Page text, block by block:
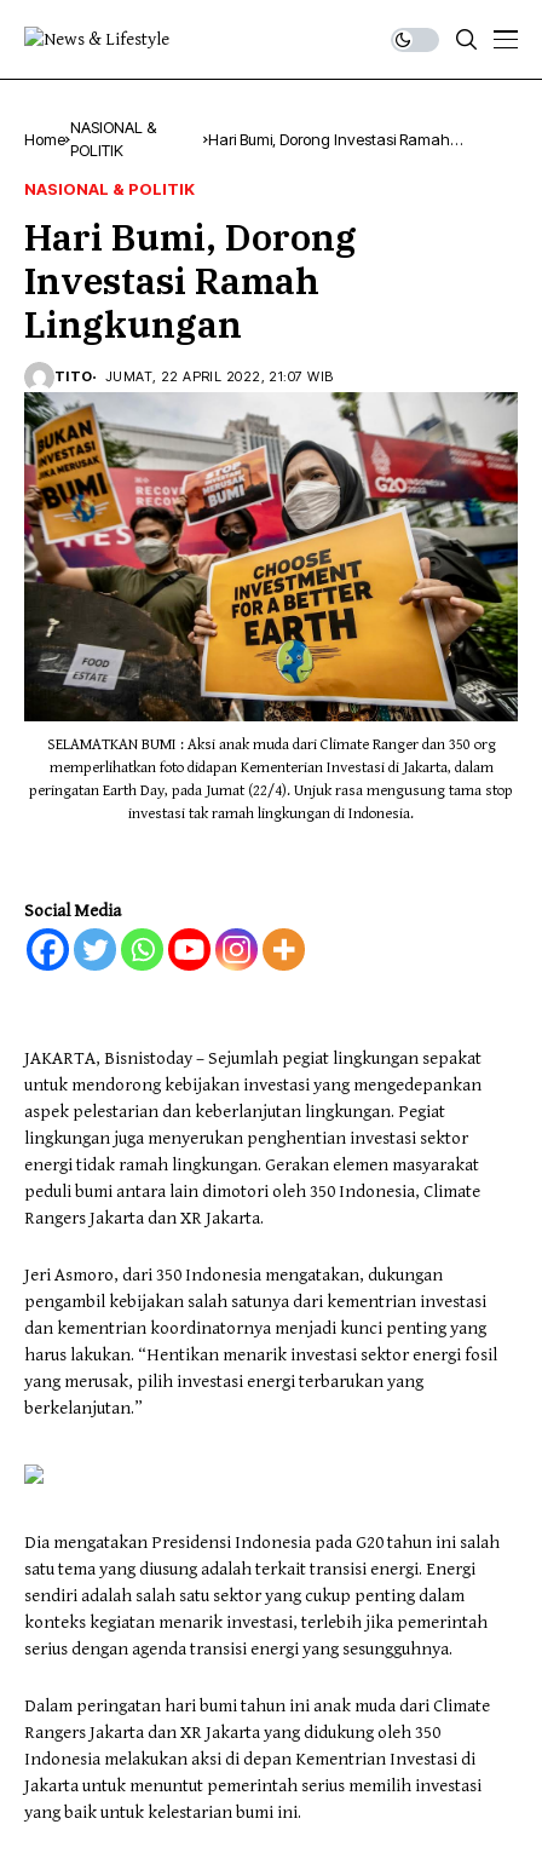
Home
NASIONAL &
POLITIK
Hari Bumi, Dorong Investasi Ramah
NASIONAL & POLITIK
Hari Bumi, Dorong
Investasi Ramah
Lingkungan
TITO JUMAT, 22 APRIL 2022, 21:07 WIB
SELAMATKAN BUMI : Aksi anak muda dari Climate Ranger dan 350 org
memperlihatkan foto didapan Kementerian Investasi di Jakarta, dalam
peringatan Earth Day, pada Jumat (22/4). Unjuk rasa mengusung tama stop
investasi tak ramah lingkungan di Indonesia.
Social Media
JAKARTA, Bisnistoday – Sejumlah pegiat lingkungan sepakat
untuk mendorong kebijakan investasi yang mengedepankan
aspek pelestarian dan keberlanjutan lingkungan. Pegiat
lingkungan juga menyerukan penghentian investasi sektor
energi tidak ramah lingkungan. Gerakan elemen masyarakat
peduli bumi antara lain dimotori oleh 350 Indonesia, Climate
Rangers Jakarta dan XR Jakarta.
Jeri Asmoro, dari 350 Indonesia mengatakan, dukungan
pengambil kebijakan salah satunya dari kementrian investasi
dan kementrian koordinatornya menjadi kunci penting yang
harus lakukan. “Hentikan menarik investasi sektor energi fosil
yang merusak, pilih investasi energi terbarukan yang
berkelanjutan.”
Dia mengatakan Presidensi Indonesia pada G20 tahun ini salah
satu tema yang diusung adalah terkait transisi energi. Energi
sendiri adalah salah satu sektor yang cukup penting dalam
konteks kegiatan menarik investasi, terlebih jika pemerintah
serius dengan agenda transisi energi yang sesungguhnya.
Dalam peringatan hari bumi tahun ini anak muda dari Climate
Rangers Jakarta dan XR Jakarta yang didukung oleh 350
Indonesia melakukan aksi di depan Kementrian Investasi di
Jakarta untuk menuntut pemerintah serius memilih investasi
yang baik untuk kelestarian bumi ini.